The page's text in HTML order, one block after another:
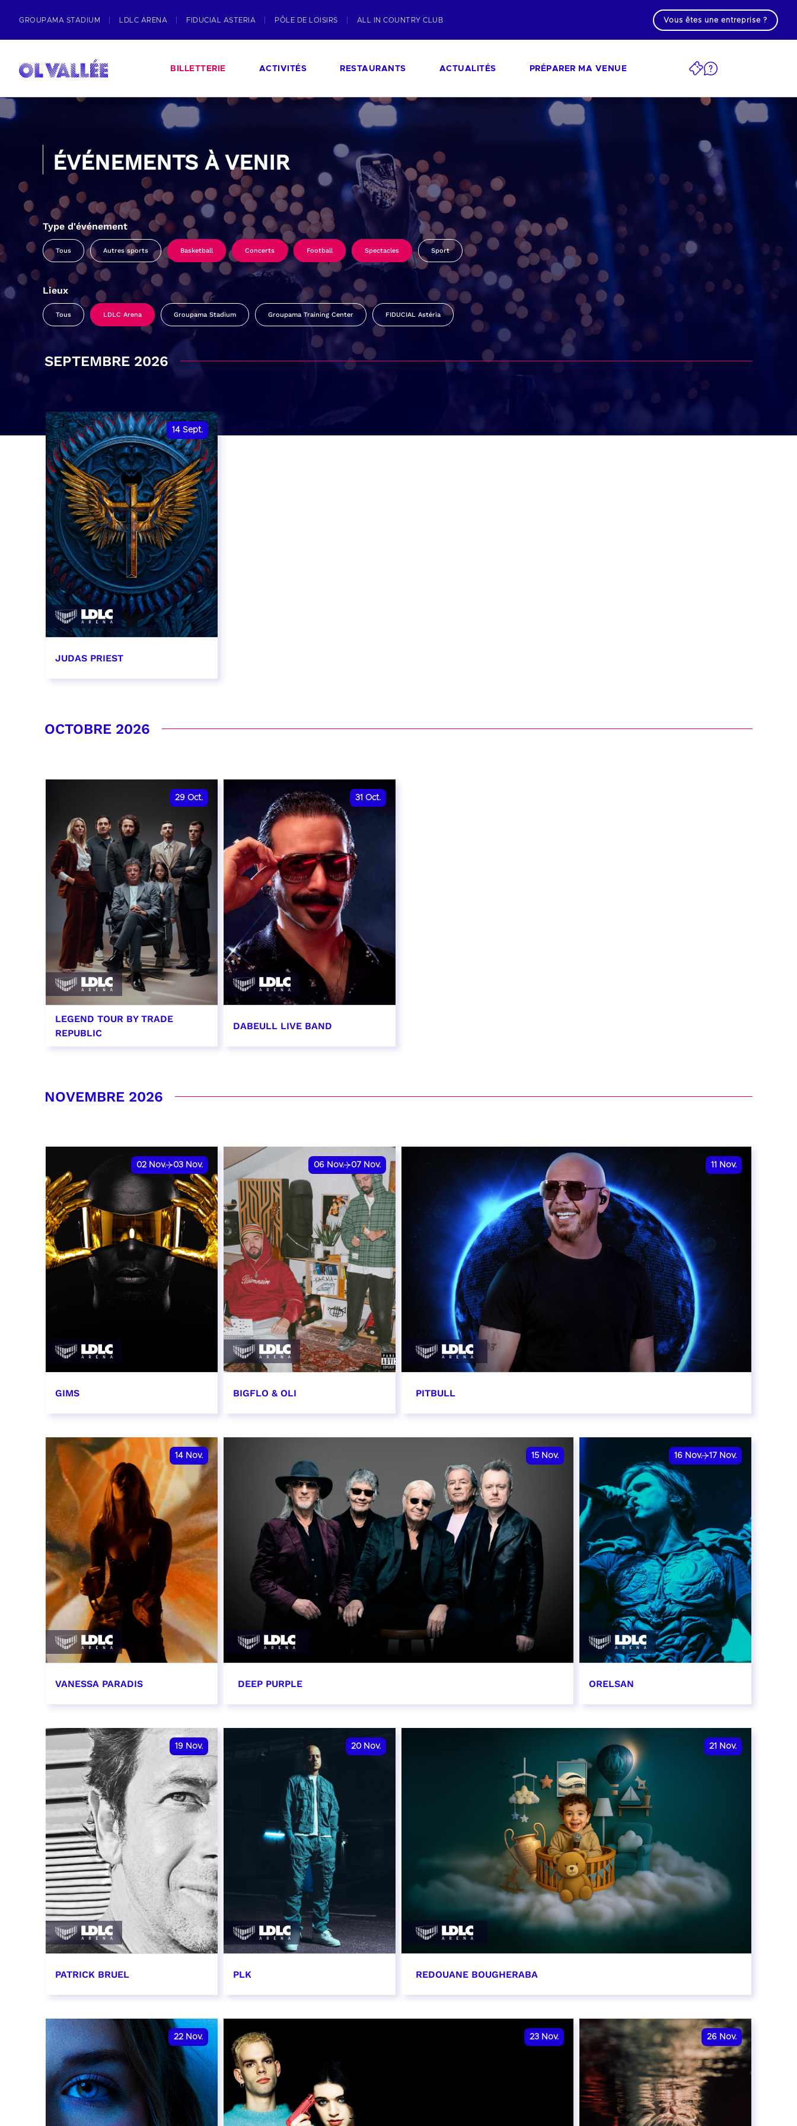
GROUPAMA STADIUM LDLC ARENA FIDUCIAL ASTERIA PÔLE DE LOISIRS ALL IN COUNTRY CLUB Vous êtes une entreprise ?
BILLETTERIE ACTIVITÉS RESTAURANTS ACTUALITÉS PRÉPARER MA VENUE
ÉVÉNEMENTS À VENIR
Type d'événement
Tous Autres sports Basketball Concerts Football Spectacles Sport
Lieux
Tous LDLC Arena Groupama Stadium Groupama Training Center FIDUCIAL Astéria
SEPTEMBRE 2026
14 Sept.
JUDAS PRIEST
OCTOBRE 2026
29 Oct.
LEGEND TOUR BY TRADE
REPUBLIC
31 Oct.
DABEULL LIVE BAND
NOVEMBRE 2026
02 Nov. 03 Nov.
GIMS
RÉSERVER
06 Nov. 07 Nov.
BIGFLO & OLI
11 Nov.
PITBULL
14 Nov.
VANESSA PARADIS
RÉSERVER
15 Nov.
DEEP PURPLE
16 Nov. 17 Nov.
ORELSAN
RÉSERVER
19 Nov.
PATRICK BRUEL
RÉSERVER
20 Nov.
PLK
RÉSERVER
21 Nov.
REDOUANE BOUGHERABA
22 Nov. 23 Nov. 26 Nov.